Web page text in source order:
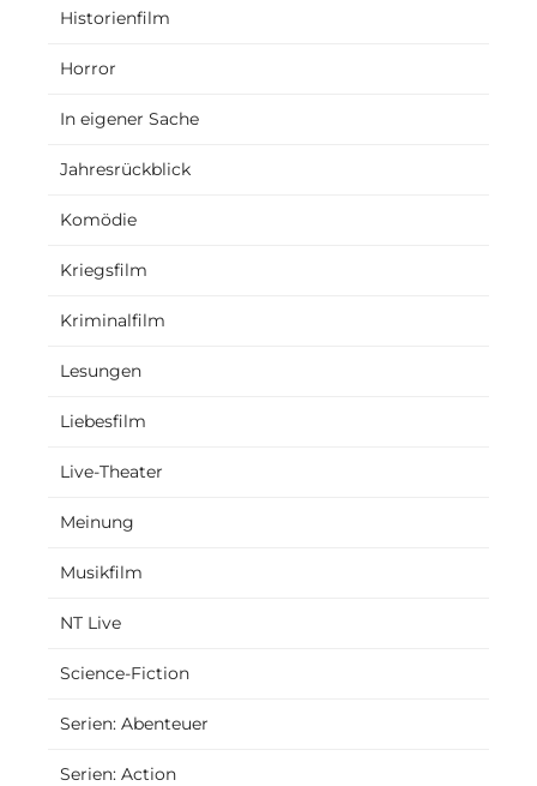
Historienfilm
Horror
In eigener Sache
Jahresrückblick
Komödie
Kriegsfilm
Kriminalfilm
Lesungen
Liebesfilm
Live-Theater
Meinung
Musikfilm
NT Live
Science-Fiction
Serien: Abenteuer
Serien: Action